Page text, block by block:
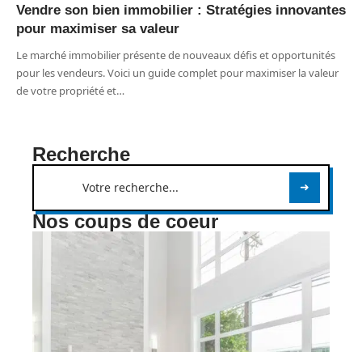
Vendre son bien immobilier : Stratégies innovantes
pour maximiser sa valeur
Le marché immobilier présente de nouveaux défis et opportunités
pour les vendeurs. Voici un guide complet pour maximiser la valeur
de votre propriété et…
Recherche
Nos coups de coeur